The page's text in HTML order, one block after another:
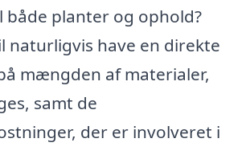
både planter og ophold?
naturligvis have en direkte
mængden af materialer,
samt de
der er involveret i